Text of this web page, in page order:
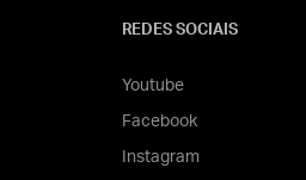
REDES SOCIAIS
Youtube
Facebook
Instagram